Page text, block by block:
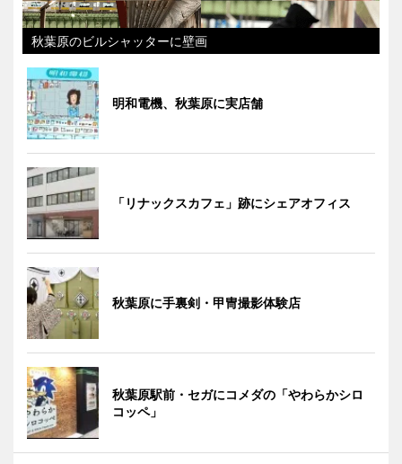
秋葉原のビルシャッターに壁画
明和電機、秋葉原に実店舗
「リナックスカフェ」跡にシェアオフィス
秋葉原に手裏剣・甲冑撮影体験店
秋葉原駅前・セガにコメダの「やわらかシロ
コッペ」